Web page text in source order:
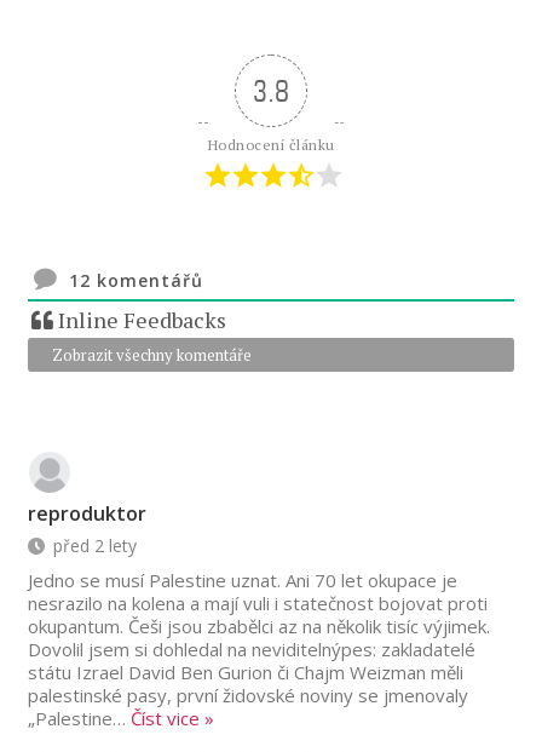
3.8
Hodnocení článku
12 komentářů
Inline Feedbacks
Zobrazit všechny komentáře
reproduktor
před 2 lety
Jedno se musí Palestine uznat. Ani 70 let okupace je
nesrazilo na kolena a mají vuli i statečnost bojovat proti
okupantum. Češi jsou zbabělci az na několik tisíc výjimek.
Dovolil jsem si dohledal na neviditelnýpes: zakladatelé
státu Izrael David Ben Gurion či Chajm Weizman měli
palestinské pasy, první židovské noviny se jmenovaly
„Palestine… Číst vice »